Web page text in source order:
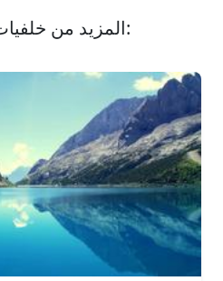
المزيد من خلفيات عالي الدقة مثل هذه: